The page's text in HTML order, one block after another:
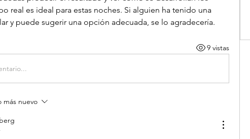
real es ideal para estas noches. Si alguien ha tenido una
y puede sugerir una opción adecuada, se lo agradecería.
9 vistas
más nuevo